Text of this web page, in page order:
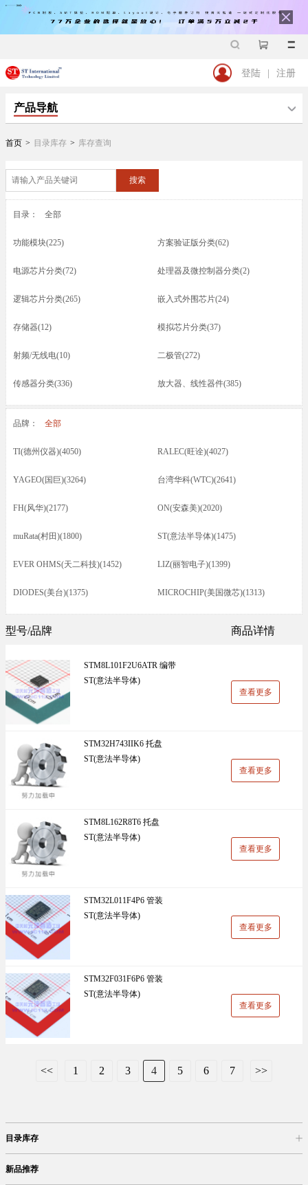
登陆 | 注册
产品导航
首页 > 目录库存 > 库存查询
搜索
目录： 全部
功能模块(225) 方案验证版分类(62)
电源芯片分类(72) 处理器及微控制器分类(2)
逻辑芯片分类(265) 嵌入式外围芯片(24)
存储器(12) 模拟芯片分类(37)
射频/无线电(10) 二极管(272)
传感器分类(336) 放大器、线性器件(385)
接口芯片分类(166) 驱动器(8)
万能板(14)
品牌： 全部
TI(德州仪器)(4050) RALEC(旺诠)(4027)
YAGEO(国巨)(3264) 台湾华科(WTC)(2641)
FH(风华)(2177) ON(安森美)(2020)
muRata(村田)(1800) ST(意法半导体)(1475)
EVER OHMS(天二科技)(1452) LIZ(丽智电子)(1399)
DIODES(美台)(1375) MICROCHIP(美国微芯)(1313)
UniOhm台湾厚声（授权代理）(983)
国产(926)
LINEAR(凌特)(728) AISHI(艾华集团)(668)
ST(先科)(660)
Infineon(英飞凌)(624)
HKR(香港电阻)(619)
型号/品牌 商品详情
STM8L101F2U6ATR 编带
ST(意法半导体)
查看更多
STM32H743IIK6 托盘
ST(意法半导体)
查看更多
STM8L162R8T6 托盘
ST(意法半导体)
查看更多
STM32L011F4P6 管装
ST(意法半导体)
查看更多
STM32F031F6P6 管装
ST(意法半导体)
查看更多
<< 1 2 3 4 5 6 7 >>
目录库存
新品推荐